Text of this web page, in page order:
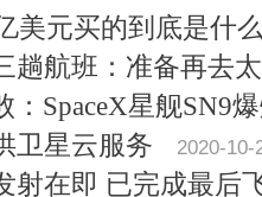
美元买的到底是什
趟航班：准备再去
SpaceX星舰SN9
卫星云服务
2020-10-
射在即 已完成最后